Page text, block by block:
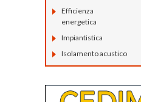
Efficienza
energetica
Impiantistica
Isolamento acustico